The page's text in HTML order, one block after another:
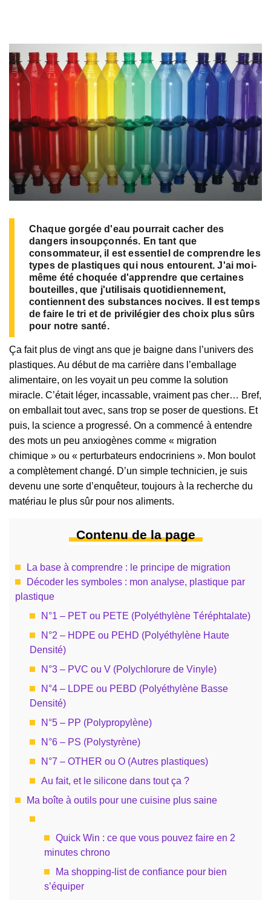
Chaque gorgée d'eau pourrait cacher des
dangers insoupçonnés. En tant que
consommateur, il est essentiel de comprendre les
types de plastiques qui nous entourent. J'ai moi-
même été choquée d'apprendre que certaines
bouteilles, que j'utilisais quotidiennement,
contiennent des substances nocives. Il est temps
de faire le tri et de privilégier des choix plus sûrs
pour notre santé.
Ça fait plus de vingt ans que je baigne dans l’univers des
plastiques. Au début de ma carrière dans l’emballage
alimentaire, on les voyait un peu comme la solution
miracle. C’était léger, incassable, vraiment pas cher… Bref,
on emballait tout avec, sans trop se poser de questions. Et
puis, la science a progressé. On a commencé à entendre
des mots un peu anxiogènes comme « migration
chimique » ou « perturbateurs endocriniens ». Mon boulot
a complètement changé. D’un simple technicien, je suis
devenu une sorte d’enquêteur, toujours à la recherche du
matériau le plus sûr pour nos aliments.
Contenu de la page
La base à comprendre : le principe de migration
Décoder les symboles : mon analyse, plastique par
plastique
N°1 – PET ou PETE (Polyéthylène Téréphtalate)
N°2 – HDPE ou PEHD (Polyéthylène Haute
Densité)
N°3 – PVC ou V (Polychlorure de Vinyle)
N°4 – LDPE ou PEBD (Polyéthylène Basse
Densité)
N°5 – PP (Polypropylène)
N°6 – PS (Polystyrène)
N°7 – OTHER ou O (Autres plastiques)
Au fait, et le silicone dans tout ça ?
Ma boîte à outils pour une cuisine plus saine
Quick Win : ce que vous pouvez faire en 2
minutes chrono
Ma shopping-list de confiance pour bien
s’équiper